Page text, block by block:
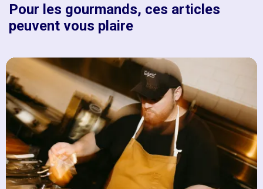
Pour les gourmands, ces articles
peuvent vous plaire